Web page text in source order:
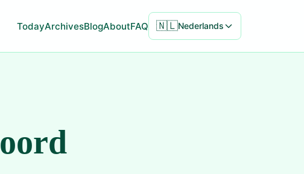
TodayArchivesBlogAboutFAQ 🇳🇱Nederlands